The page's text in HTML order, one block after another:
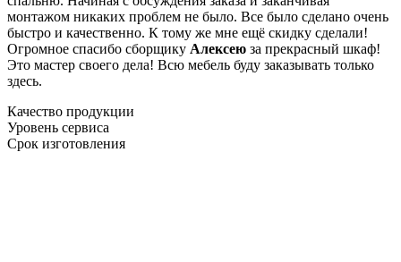
монтажом никаких проблем не было. Все было сделано очень
быстро и качественно. К тому же мне ещё скидку сделали!
Огромное спасибо сборщику Алексею за прекрасный шкаф!
Это мастер своего дела! Всю мебель буду заказывать только
здесь.
Качество продукции
Уровень сервиса
Срок изготовления